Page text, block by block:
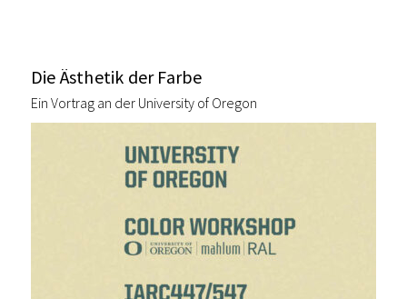
Die Ästhetik der Farbe
Ein Vortrag an der University of Oregon